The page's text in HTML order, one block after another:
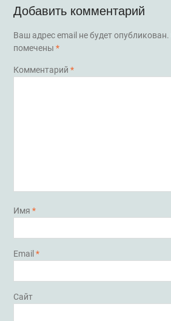
Добавить комментарий
Ваш адрес email не будет опубликован.
помечены *
Комментарий *
Имя *
Email *
Сайт